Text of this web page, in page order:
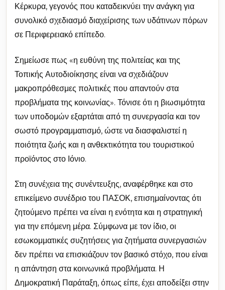
Κέρκυρα, γεγονός που καταδεικνύει την ανάγκη για
συνολικό σχεδιασμό διαχείρισης των υδάτινων πόρων
σε Περιφερειακό επίπεδο.
Σημείωσε πως «η ευθύνη της πολιτείας και της
Τοπικής Αυτοδιοίκησης είναι να σχεδιάζουν
μακροπρόθεσμες πολιτικές που απαντούν στα
προβλήματα της κοινωνίας». Τόνισε ότι η βιωσιμότητα
των υποδομών εξαρτάται από τη συνεργασία και τον
σωστό προγραμματισμό, ώστε να διασφαλιστεί η
ποιότητα ζωής και η ανθεκτικότητα του τουριστικού
προϊόντος στο Ιόνιο.
Στη συνέχεια της συνέντευξης, αναφέρθηκε και στο
επικείμενο συνέδριο του ΠΑΣΟΚ, επισημαίνοντας ότι
ζητούμενο πρέπει να είναι η ενότητα και η στρατηγική
για την επόμενη μέρα. Σύμφωνα με τον ίδιο, οι
εσωκομματικές συζητήσεις για ζητήματα συνεργασιών
δεν πρέπει να επισκιάζουν τον βασικό στόχο, που είναι
η απάντηση στα κοινωνικά προβλήματα. Η
Δημοκρατική Παράταξη, όπως είπε, έχει αποδείξει στην